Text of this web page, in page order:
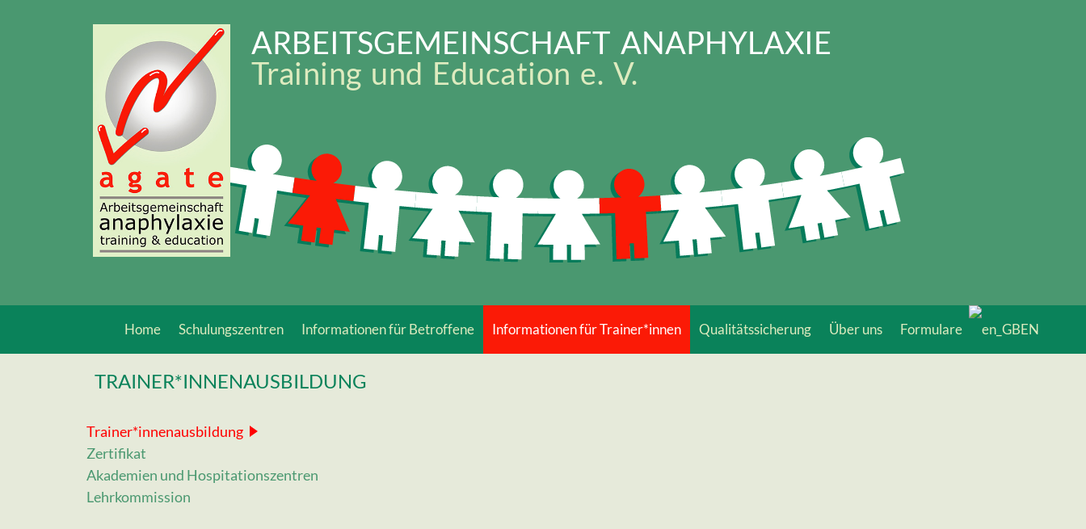
ARBEITSGEMEINSCHAFT ANAPHYLAXIE
Training und Education e. V.
Home Schulungszentren Informationen für Betroffene Informationen für Trainer*innen Qualitäts­sicherung Über uns Formulare EN
TRAINER*INNENAUSBILDUNG
Trainer*innenausbildung
Zertifikat
Akademien und Hospitationszentren
Lehrkommission